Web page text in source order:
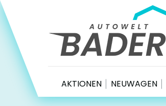
Autowelt Bader
AKTIONEN NEUWAGEN